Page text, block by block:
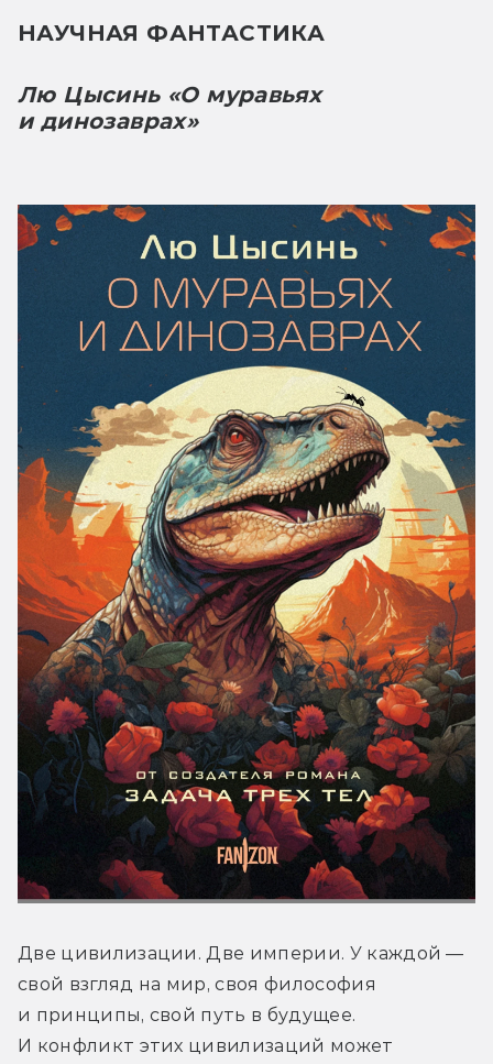
НАУЧНАЯ ФАНТАСТИКА
Лю Цысинь «О муравьях
и динозаврах»
Две цивилизации. Две империи. У каждой —
свой взгляд на мир, своя философия
и принципы, свой путь в будущее.
И конфликт этих цивилизаций может